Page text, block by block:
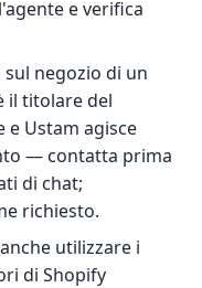
e verifica
sul negozio di un
il titolare del
Ustam agisce
— contatta prima
di chat;
richiesto.
utilizzare i
di Shopify